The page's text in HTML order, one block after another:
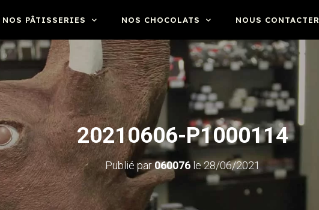
NOS PÂTISSERIES NOS CHOCOLATS NOUS CONTACTER
20210606-P1000114
Publié par060076 le28/06/2021